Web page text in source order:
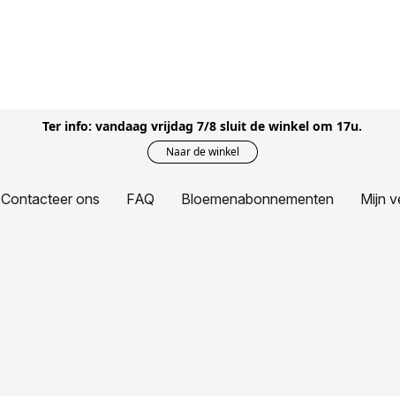
Ter info: vandaag vrijdag 7/8 sluit de winkel om 17u.
Naar de winkel
Contacteer ons FAQ Bloemenabonnementen Mijn